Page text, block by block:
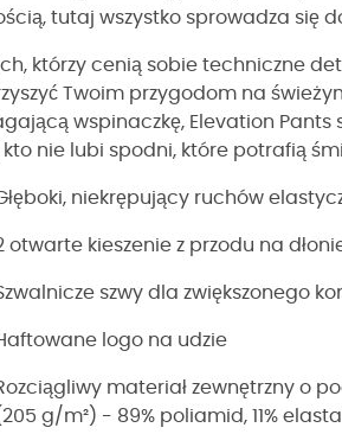
tutaj wszystko sprowadza się
którzy cenią sobie techniczne
Twoim przygodom na
wspinaczkę, Elevation Pants
kto nie lubi spodni, które potrafią
niekrępujący ruchów
otwarte kieszenie z przodu na
szwy dla zwiększonego
logo na udzie
materiał zewnętrzny o
g/m²) - 89% poliamid, 11%